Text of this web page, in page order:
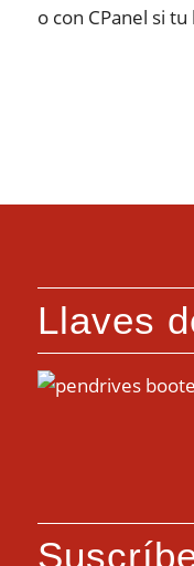
o con CPanel si
Llaves